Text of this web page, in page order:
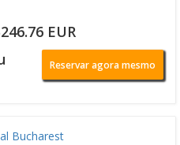
EUR
Reservar agora mesmo
Bucharest